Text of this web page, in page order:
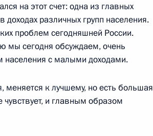
Республики
на этот счет: одна из главных
различных групп населения.
проблем сегодняшней России.
мы сегодня обсуждаем, очень
с малыми доходами.
меняется к лучшему, но есть большая
чувствует, и главным образом